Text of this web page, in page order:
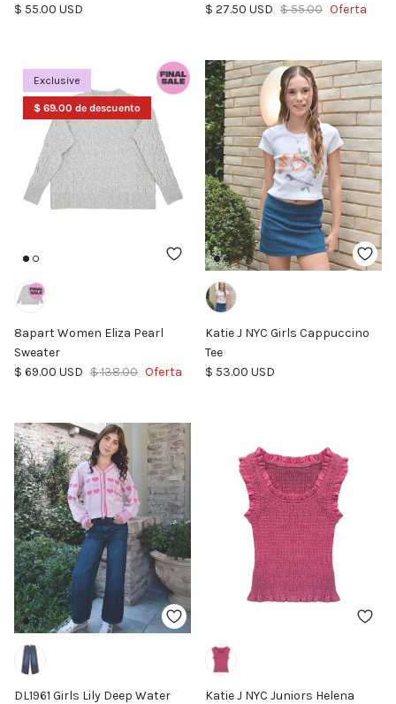
Precio normal
$ 55.00 USD
Precio de venta
$ 27.50 USD Precio normal
$ 55.00 Oferta
Exclusive
$ 69.00 de descuento
8apart Women Eliza Pearl
Sweater
Precio de venta
$ 69.00 USD Precio normal
$ 138.00 Oferta
Katie J NYC Girls Cappuccino
Tee
Precio normal
$ 53.00 USD
DL1961 Girls Lily Deep Water
Katie J NYC Juniors Helena